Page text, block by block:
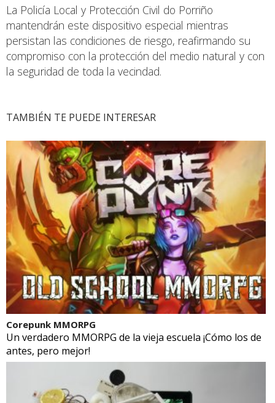
La Policía Local y Protección Civil do Porriño
mantendrán este dispositivo especial mientras
persistan las condiciones de riesgo, reafirmando su
compromiso con la protección del medio natural y con
la seguridad de toda la vecindad.
TAMBIÉN TE PUEDE INTERESAR
Corepunk MMORPG
Un verdadero MMORPG de la vieja escuela ¡Cómo los de
antes, pero mejor!